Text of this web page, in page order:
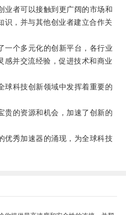
者可以接触到更广阔的市场和
识，并与其他创业者建立合作关
个多元化的创新平台，各行业
感并交流经验，促进技术和商业
科技创新领域中发挥着重要的
的资源和机会，加速了创新的
秀加速器的涌现，为全球科技